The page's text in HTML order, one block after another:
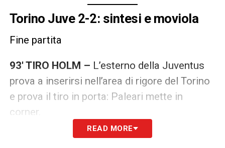
Torino Juve 2-2: sintesi e moviola
Fine partita
93′ TIRO HOLM – L’esterno della Juventus
prova a inserirsi nell’area di rigore del Torino
e prova il tiro in porta: Paleari mette in
corner.
92′ SIMEONE CI PROVA! –I granata
READ MORE